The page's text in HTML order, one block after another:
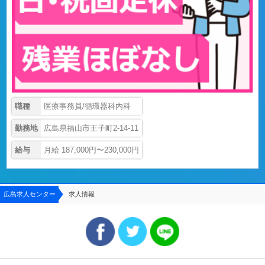
職種 医療事務員/循環器科内科
勤務地 広島県福山市王子町2-14-11
給与 月給 187,000円〜230,000円
広島求人センター 求人情報